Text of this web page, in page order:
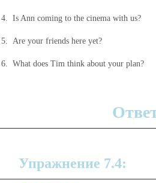
4. Is Ann coming to the cinema with us?
5. Are your friends here yet?
6. What does Tim think about your plan?
Упражнение 7.4: